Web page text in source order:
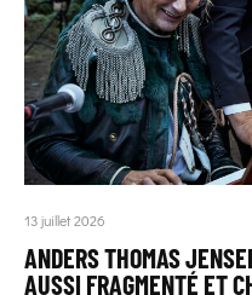
13 juillet 2026
ANDERS THOMAS
AUSSI FRAGMENTÉ ET